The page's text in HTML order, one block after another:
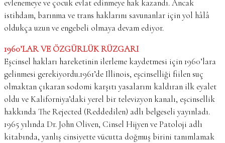
evlenemeye ve çocuk evlat edinmeye hak kazandı. Ancak
istihdam, barınma ve trans haklarını savunanlar için yol hâlâ
oldukça uzun ve engebeli olmaya devam ediyor.
1960’LAR VE ÖZGÜRLÜK RÜZGARI
Eşcinsel hakları hareketinin ilerleme kaydetmesi için 1960’lara
gelinmesi gerekiyordu.1961’de Illinois, eşcinselliği fiilen suç
olmaktan çıkaran sodomi karşıtı yasalarını kaldıran ilk eyalet
oldu ve Kaliforniya’daki yerel bir televizyon kanalı, eşcinsellik
hakkında The Rejected (Reddedilen) adlı belgeseli yayınladı.
1965 yılında Dr. John Oliven, Cinsel Hijyen ve Patoloji adlı
kitabında, yanlış cinsiyette vücutta doğmuş birini tanımlamak